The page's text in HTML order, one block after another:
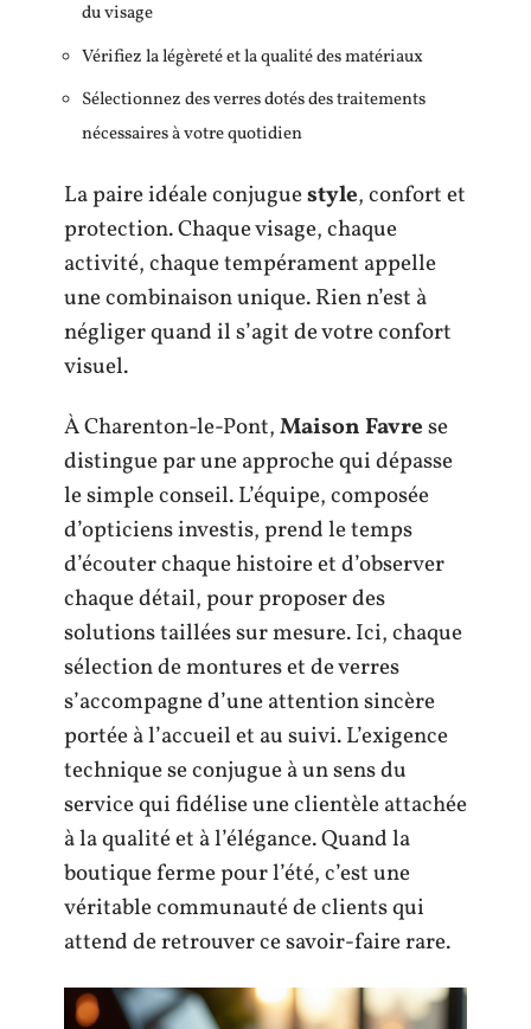
du visage
Vérifiez la légèreté et la qualité des matériaux
Sélectionnez des verres dotés des traitements
nécessaires à votre quotidien
La paire idéale conjuguestyle, confort et
protection. Chaque visage, chaque
activité, chaque tempérament appelle
une combinaison unique. Rien n’est à
négliger quand il s’agit de votre confort
visuel.
À Charenton-le-Pont,Maison Favrese
distingue par une approche qui dépasse
le simple conseil. L’équipe, composée
d’opticiens investis, prend le temps
d’écouter chaque histoire et d’observer
chaque détail, pour proposer des
solutions taillées sur mesure. Ici, chaque
sélection de montures et de verres
s’accompagne d’une attention sincère
portée à l’accueil et au suivi. L’exigence
technique se conjugue à un sens du
service qui fidélise une clientèle attachée
à la qualité et à l’élégance. Quand la
boutique ferme pour l’été, c’est une
véritable communauté de clients qui
attend de retrouver ce savoir-faire rare.